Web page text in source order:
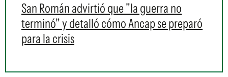
San Román advirtió que "la guerra no
terminó" y detalló cómo Ancap se preparó
para la crisis